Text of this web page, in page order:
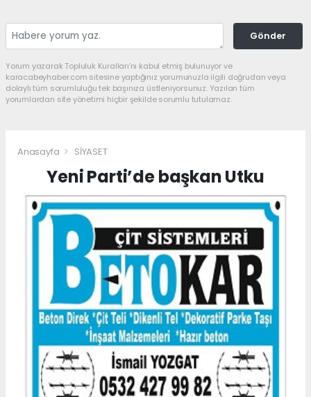
Gönder
Yorum yazarak Topluluk Kuralları’nı kabul etmiş bulunuyor ve
karacabeyhaber.com sitesine yaptığınız yorumunuzla ilgili doğrudan veya
dolaylı tüm sorumluluğu tek başınıza üstleniyorsunuz. Yazılan tüm
yorumlardan site yönetimi hiçbir şekilde sorumlu tutulamaz.
Anasayfa SİYASET
Yeni Parti’de başkan Utku